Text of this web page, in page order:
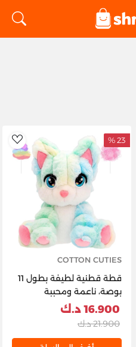
23 %
COTTON CUTIES
قطة قطنية لطيفة بطول 11
بوصة، ناعمة ومحببة
16.900 د.ك
21.900 د.ك